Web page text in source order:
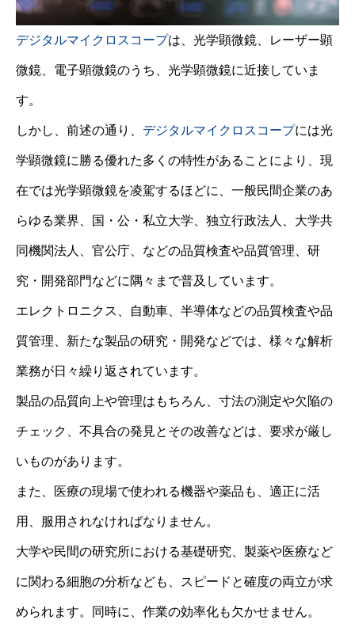
デジタルマイクロスコープは、光学顕微鏡、レーザー顕
微鏡、電子顕微鏡のうち、光学顕微鏡に近接していま
す。
しかし、前述の通り、 デジタルマイクロスコープには光
学顕微鏡に勝る優れた多くの特性があることにより、現
在では光学顕微鏡を凌駕するほどに、一般民間企業のあ
らゆる業界、国・公・私立大学、独立行政法人、大学共
同機関法人、官公庁、などの品質検査や品質管理、研
究・開発部門などに隅々まで普及しています。
エレクトロニクス、自動車、半導体などの品質検査や品
質管理、新たな製品の研究・開発などでは、様々な解析
業務が日々繰り返されています。
製品の品質向上や管理はもちろん、寸法の測定や欠陥の
チェック、不具合の発見とその改善などは、要求が厳し
いものがあります。
また、医療の現場で使われる機器や薬品も、適正に活
用、服用されなければなりません。
大学や民間の研究所における基礎研究、製薬や医療など
に関わる細胞の分析なども、スピードと確度の両立が求
められます。同時に、作業の効率化も欠かせません。